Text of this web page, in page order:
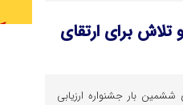
برای ارتقای
بار جشنواره ارزیابی